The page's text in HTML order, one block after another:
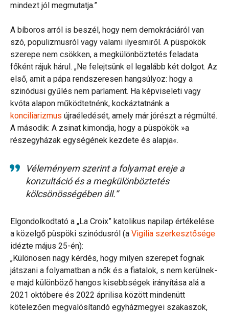
mindezt jól megmutatja.”
A bíboros arról is beszél, hogy nem demokráciáról van
szó, populizmusról vagy valami ilyesmiről. A püspökök
szerepe nem csökken, a megkülönböztetés feladata
főként rájuk hárul. „Ne felejtsünk el legalább két dolgot. Az
első, amit a pápa rendszeresen hangsúlyoz: hogy a
szinódusi gyűlés nem parlament. Ha képviseleti vagy
kvóta alapon működtetnénk, kockáztatnánk a
konciliarizmus újraéledését, amely már jórészt a régmúlté.
A második: A zsinat kimondja, hogy a püspökök »a
részegyházak egységének kezdete és alapja«.
Véleményem szerint a folyamat ereje a
konzultáció és a megkülönböztetés
kölcsönösségében áll.”
Elgondolkodtató a „La Croix” katolikus napilap értékelése
a közelgő püspöki szinódusról (a Vigilia szerkesztősége
idézte május 25-én):
„Különösen nagy kérdés, hogy milyen szerepet fognak
játszani a folyamatban a nők és a fiatalok, s nem kerülnek-
e majd különböző hangos kisebbségek irányítása alá a
2021 októbere és 2022 áprilisa között mindenütt
kötelezően megvalósítandó egyházmegyei szakaszok,